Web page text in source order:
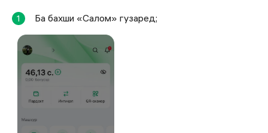
1 Ба бахши «Салом» гузаред;